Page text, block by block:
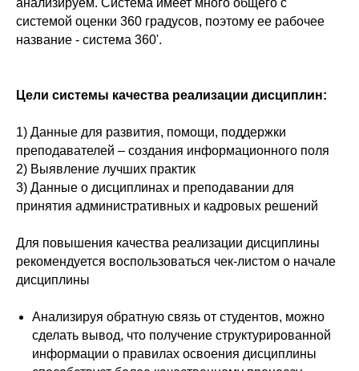
анализируем. Система имеет много общего с
системой оценки 360 градусов, поэтому ее рабочее
название - система 360'.
Цели системы качества реализации дисциплин:
1) Данные для развития, помощи, поддержки
преподавателей – создания информационного поля
2) Выявление лучших практик
3) Данные о дисциплинах и преподавании для
принятия административных и кадровых решений
Для повышения качества реализации дисциплины
рекомендуется воспользоваться чек-листом о начале
дисциплины
Анализируя обратную связь от студентов, можно
сделать вывод, что получение структурированной
информации о правилах освоения дисциплины